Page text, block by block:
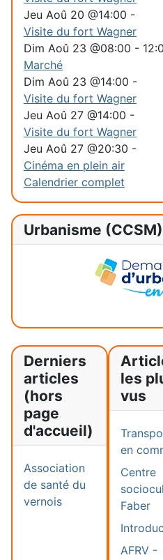
Jeu Aoû 20 @14:00 -
Visite du fort Wagner
Dim Aoû 23 @08:00 -
Marché
Dim Aoû 23 @14:00 -
Visite du fort Wagner
Jeu Aoû 27 @14:00 -
Visite du fort Wagner
Jeu Aoû 27 @20:30 -
Cinéma en plein air
Calendrier complet
Urbanisme (CCSM)
Derniers
articles
(hors
page
d'accueil)
Association
de santé du
vernois
les
vus
en
Centre
Faber
AFRV -